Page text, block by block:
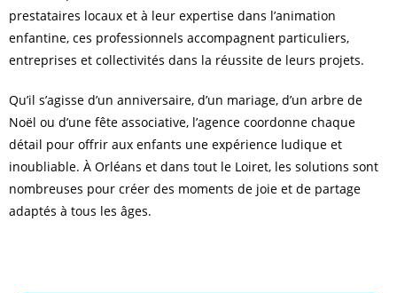
prestataires locaux et à leur expertise dans l’animation
enfantine, ces professionnels accompagnent particuliers,
entreprises et collectivités dans la réussite de leurs projets.
Qu’il s’agisse d’un anniversaire, d’un mariage, d’un arbre de
Noël ou d’une fête associative, l’agence coordonne chaque
détail pour offrir aux enfants une expérience ludique et
inoubliable. À Orléans et dans tout le Loiret, les solutions sont
nombreuses pour créer des moments de joie et de partage
adaptés à tous les âges.